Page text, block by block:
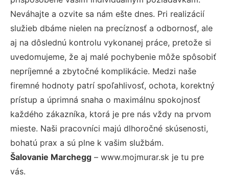
Neváhajte a ozvite sa nám ešte dnes. Pri realizácií
služieb dbáme nielen na precíznosť a odbornosť, ale
aj na dôslednú kontrolu vykonanej práce, pretože si
uvedomujeme, že aj malé pochybenie môže spôsobiť
nepríjemné a zbytočné komplikácie. Medzi naše
firemné hodnoty patrí spoľahlivosť, ochota, korektný
prístup a úprimná snaha o maximálnu spokojnosť
každého zákazníka, ktorá je pre nás vždy na prvom
mieste. Naši pracovníci majú dlhoročné skúsenosti,
bohatú prax a sú plne k vašim službám.
Šalovanie Marchegg – www.mojmurar.sk je tu pre
vás.